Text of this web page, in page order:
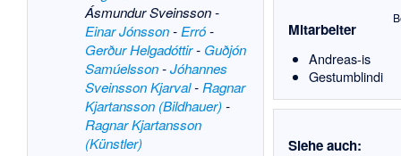
Ásmundur Sveinsson-
Einar Jónsson-Erró-
Gerður Helgadóttir- Guðjón
Samúelsson-Jóhannes
Sveinsson Kjarval-Ragnar
Kjartansson (Bildhauer)-
Ragnar Kjartansson
(Künstler)
Mitarbeiter
Andreas-is
Gestumblindi
Siehe auch: